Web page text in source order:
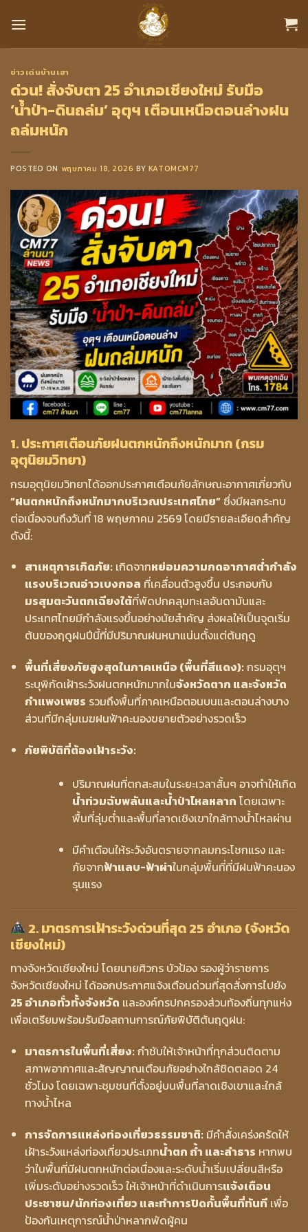
ข่าวเด่นบ้านเฮา
ด่วน! สั่งจับตา 25 อำเภอเชียงใหม่ รับมือ
‘น้ำป่า-ดินถล่ม’ อุตุฯ เตือนเหนือตอนล่างฝน
ถล่มหนัก
POSTED ON พฤษภาคม 18, 2026 BY KATOMCM77
1. ประกาศเตือนภัยฝนตกหนักถึงหนักมาก (กรม
อุตุนิยมวิทยา)
กรมอุตุนิยมวิทยาได้ออกประกาศเตือนภัยลักษณะอากาศเกี่ยวกับ
“ฝนตกหนักถึงหนักมากบริเวณประเทศไทย” ซึ่งมีผลกระทบ
ต่อเนื่องจนถึงวันที่ 18 พฤษภาคม 2569 โดยมีรายละเอียดสำคัญ
ดังนี้:
สาเหตุการเกิดภัย: เกิดจากหย่อมความกดอากาศต่ำกำลัง
แรงบริเวณอ่าวเบงกอล ที่เคลื่อนตัวสูงขึ้น ประกอบกับ
มรสุมตะวันตกเฉียงใต้ที่พัดปกคลุมทะเลอันดามันและ
ประเทศไทยมีกำลังแรงขึ้นอย่างนัยสำคัญ ส่งผลให้เป็นจุดเริ่ม
ต้นของฤดูฝนปีนี้ที่มีปริมาณฝนหนาแน่นตั้งแต่ต้นฤดู
พื้นที่เสี่ยงภัยสูงสุดในภาคเหนือ (พื้นที่สีแดง): กรมอุตุฯ
ระบุพิกัดเฝ้าระวังฝนตกหนักมากในจังหวัดตาก และจังหวัด
กำแพงเพชร รวมถึงพื้นที่ภาคเหนือตอนบนและตอนล่างบาง
ส่วนที่มีกลุ่มเมฆฝนฟ้าคะนองขยายตัวอย่างรวดเร็ว
ภัยพิบัติที่ต้องเฝ้าระวัง:
ปริมาณฝนที่ตกสะสมในระยะเวลาสั้นๆ อาจทำให้เกิด
น้ำท่วมฉับพลันและน้ำป่าไหลหลาก โดยเฉพาะ
พื้นที่ลุ่มต่ำและพื้นที่ลาดเชิงเขาใกล้ทางน้ำไหลผ่าน
มีคำเตือนให้ระวังอันตรายจากลมกระโชกแรง และ
ภัยจากฟ้าแลบ-ฟ้าผ่าในกลุ่มพื้นที่ที่มีฝนฟ้าคะนอง
รุนแรง
2. มาตรการเฝ้าระวังด่วนที่สุด 25 อำเภอ (จังหวัด
เชียงใหม่)
ทางจังหวัดเชียงใหม่ โดยนายศิวกร บัวป้อง รองผู้ว่าราชการ
จังหวัดเชียงใหม่ ได้ออกประกาศแจ้งเตือนด่วนที่สุดสั่งการไปยัง
25 อำเภอทั่วทั้งจังหวัด และองค์กรปกครองส่วนท้องถิ่นทุกแห่ง
เพื่อเตรียมพร้อมรับมือสถานการณ์ภัยพิบัติต้นฤดูฝน:
มาตรการในพื้นที่เสี่ยง: กำชับให้เจ้าหน้าที่ทุกส่วนติดตาม
สภาพอากาศและสัญญาณเตือนภัยอย่างใกล้ชิดตลอด 24
ชั่วโมง โดยเฉพาะชุมชนที่ตั้งอยู่บนพื้นที่ลาดเชิงเขาและใกล้
ทางน้ำไหล
การจัดการแหล่งท่องเที่ยวธรรมชาติ: มีคำสั่งเคร่งครัดให้
เฝ้าระวังแหล่งท่องเที่ยวประเภทน้ำตก ถ้ำ และลำธาร หากพบ
ว่าในพื้นที่มีฝนตกหนักต่อเนื่องและระดับน้ำเริ่มเปลี่ยนสีหรือ
เพิ่มระดับอย่างรวดเร็ว ให้เจ้าหน้าที่ดำเนินการแจ้งเตือน
ประชาชน/นักท่องเที่ยว และทำการปิดกั้นพื้นที่ทันทีเพื่อ
ป้องกันเหตุการณ์น้ำป่าหลากพัดผู้คน